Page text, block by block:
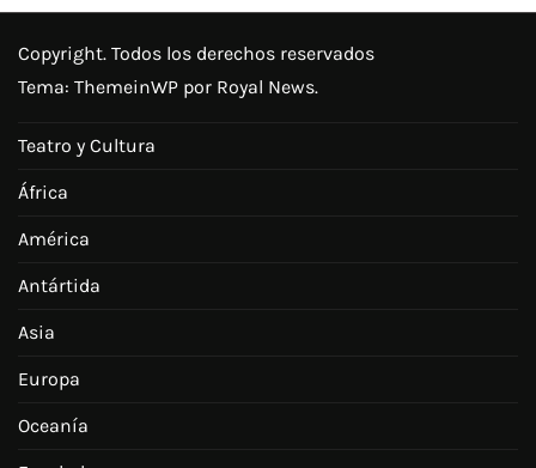
Copyright. Todos los derechos reservados
Tema: ThemeinWP por Royal News.
Teatro y Cultura
África
América
Antártida
Asia
Europa
Oceanía